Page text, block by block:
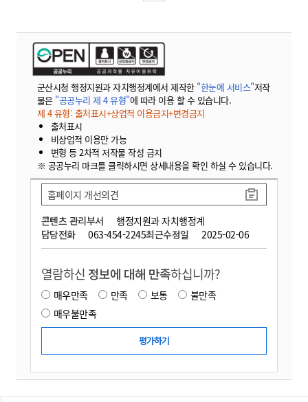
군산시청 행정지원과 자치행정계에서 제작한 "한눈에 서비스"저작
물은 "공공누리 제 4 유형"에 따라 이용 할 수 있습니다.
제 4 유형: 출처표시+상업적 이용금지+변경금지
출처표시
비상업적 이용만 가능
변형 등 2차적 저작물 작성 금지
※ 공공누리 마크를 클릭하시면 상세내용을 확인 하실 수 있습니다.
콘텐츠 관리부서
행정지원과 자치행정계
담당전화
063-454-2245최근수정일 2025-02-06
홈페이지 개선의견
열람하신 정보에 대해 만족하십니까?
매우만족 만족 보통
불만족
매우불만족